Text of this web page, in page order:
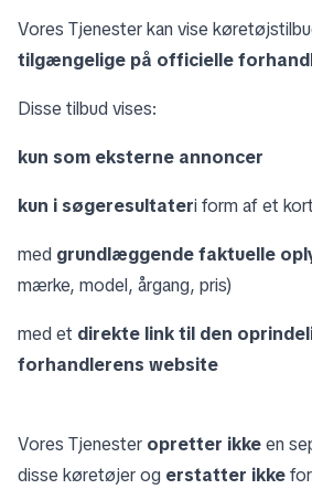
Vores Tjenester kan vise
tilgængelige på officielle
Disse tilbud vises:
kun som eksterne annoncer
kun i søgeresultateri form af et
med grundlæggende faktuelle
mærke, model, årgang, pris)
med et direkte link til den
forhandlerens website
Vores Tjenester opretter ikkeen
disse køretøjer og erstatter ikke